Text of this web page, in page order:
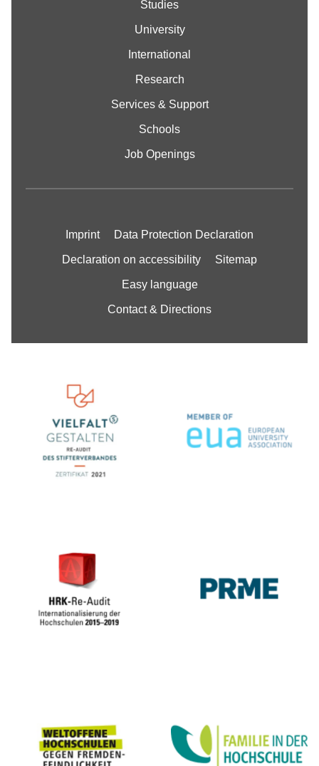
Studies
University
International
Research
Services & Support
Schools
Job Openings
Imprint Data Protection Declaration
Declaration on accessibility Sitemap
Easy language
Contact & Directions